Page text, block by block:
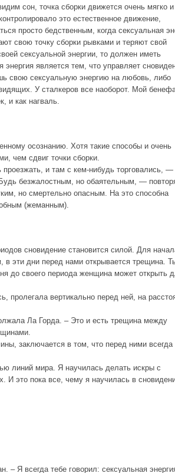
сон, точка сборки движется очень мягко и
это естественное движение,
просто бедственным, когда сексуальная
свою точку сборки рывками и теряют свой
сексуальной энергии, то должен иметь
является тем, что управляет
свою сексуальную энергию на любовь, либо
У сталкеров все наоборот. Мой
и как нагваль.
осознанию. Хотя такие способы и очень
чем сдвиг точки сборки.
и там с кем-нибудь торговались, —
безжалостным, но обаятельным, —
но смертельно опасным. На это способна
(жеманным).
сновидение становится силой. Для
эти дни перед нами открывается трещина.
до своего периода женщина может открыть
пролегала вертикально перед ней, на
Ла Горда. – Это и есть трещина между
заключается в том, что перед ними всегда
линий мира. Я научилась делать искры с
И это пока все, чему я научилась в
– Я всегда тебе говорил: сексуальная